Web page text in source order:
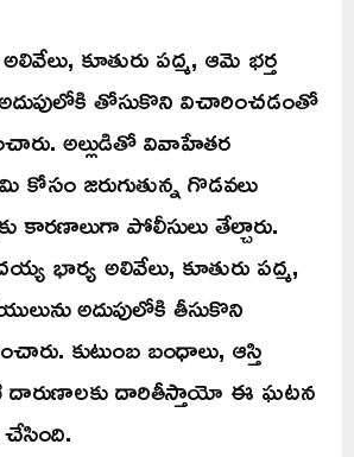
కూతురు పద్మ, ఆమె భర్త
తోసుకొని విచారించడంతో
అల్లుడితో వివాహేతర
కోసం జరుగుతున్న గొడవలు
పోలీసులు తేల్చారు.
భార్య అలివేలు, కూతురు పద్మ,
అదుపులోకి తీసుకొని
కుటుంబ బంధాలు, ఆస్తి
దారుణాలకు దారితీస్తాయో ఈ ఘటన